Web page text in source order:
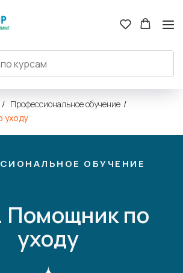
/ Профессиональное обучение /
уходу
ОБУЧЕНИЕ
Помощник по
уходу